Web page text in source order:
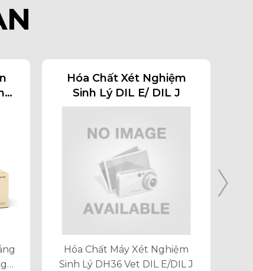
Hóa Chất Xét Nghiệm
Sinh Lý DIL E/ DIL J
Hóa Chất Máy Xét Nghiệm
Sinh Lý DH36 Vet DIL E/DIL J